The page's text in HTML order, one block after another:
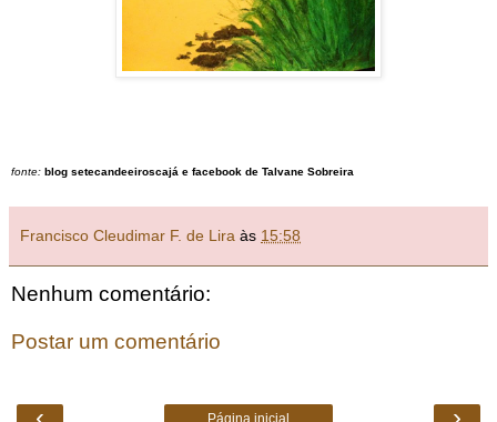
fonte: blog setecandeeiroscajá e facebook de Talvane Sobreira
Francisco Cleudimar F. de Lira às 15:58
Nenhum comentário:
Postar um comentário
Página inicial